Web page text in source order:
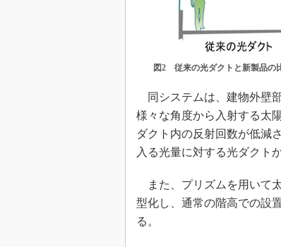
図2 従来の光ダクトと新製品
同システムは、建物外壁
様々な角度から入射する太
ダクト内の反射回数が低減
入る光量に対する光ダクト
また、プリズムを用いて
型化し、通常の階高での設
る。